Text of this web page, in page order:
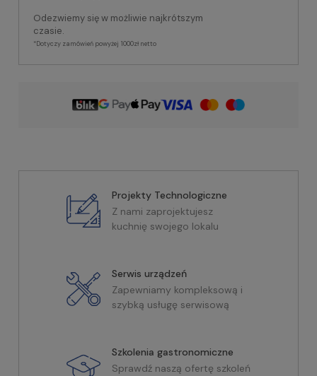
Odezwiemy się w możliwie najkrótszym
czasie.
*Dotyczy zamówień powyżej 1000zł netto
Projekty Technologiczne
Z nami zaprojektujesz
kuchnię swojego lokalu
Serwis urządzeń
Zapewniamy kompleksową i
szybką usługę serwisową
Szkolenia gastronomiczne
Sprawdź naszą ofertę szkoleń